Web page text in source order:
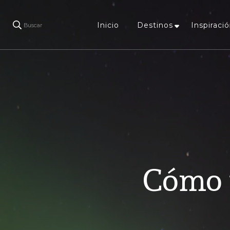
Buscar Inicio Destinos